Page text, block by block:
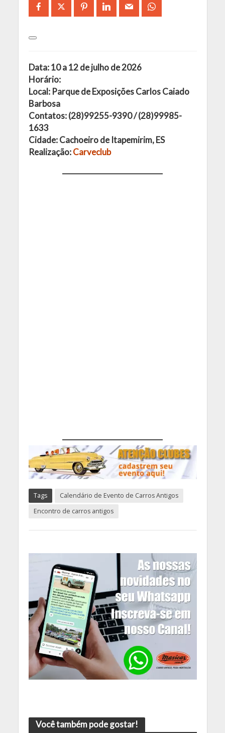
Data: 10 a 12 de julho de 2026
Horário:
Local: Parque de Exposições Carlos Caiado
Barbosa
Contatos: (28)99255-9390 / (28)99985-
1633
Cidade: Cachoeiro de Itapemirim, ES
Realização:Carveclub
Tags
Calendário de Evento de Carros Antigos
Encontro de carros antigos
Você também pode gostar!